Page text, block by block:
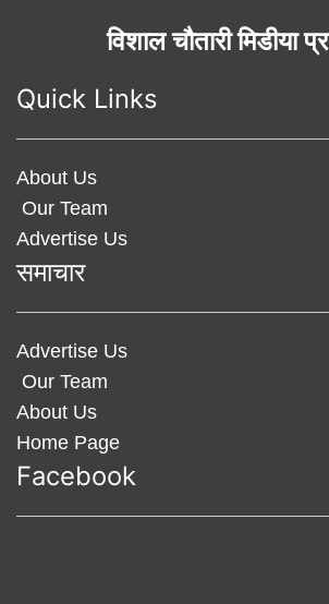
विशाल चौतारी मिडीया
Quick Links
About Us
Our Team
Advertise Us
समाचार
Advertise Us
Our Team
About Us
Home Page
Facebook